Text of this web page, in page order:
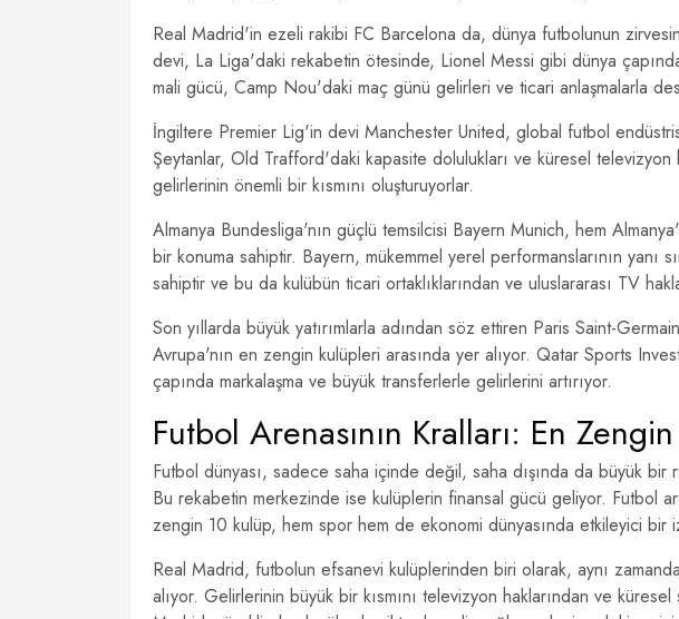
Real Madrid'in ezeli rakibi FC Barcelona da, dünya futbolunun
devi, La Liga'daki rekabetin ötesinde, Lionel Messi gibi dünya
mali gücü, Camp Nou'daki maç günü gelirleri ve ticari anlaşmalarla
İngiltere Premier Lig'in devi Manchester United, global futbol
Şeytanlar, Old Trafford'daki kapasite dolulukları ve küresel
gelirlerinin önemli bir kısmını oluşturuyorlar.
Almanya Bundesliga'nın güçlü temsilcisi Bayern Munich, hem
bir konuma sahiptir. Bayern, mükemmel yerel performanslarının yanı
sahiptir ve bu da kulübün ticari ortaklıklarından ve uluslararası TV
Son yıllarda büyük yatırımlarla adından söz ettiren Paris Saint-
Avrupa'nın en zengin kulüpleri arasında yer alıyor. Qatar Sports
çapında markalaşma ve büyük transferlerle gelirlerini artırıyor.
Futbol Arenasının Kralları: En
Futbol dünyası, sadece saha içinde değil, saha dışında da büyük bir
Bu rekabetin merkezinde ise kulüplerin finansal gücü geliyor. Futbol
zengin 10 kulüp, hem spor hem de ekonomi dünyasında etkileyici bir
Real Madrid, futbolun efsanevi kulüplerinden biri olarak, aynı
alıyor. Gelirlerinin büyük bir kısmını televizyon haklarından ve